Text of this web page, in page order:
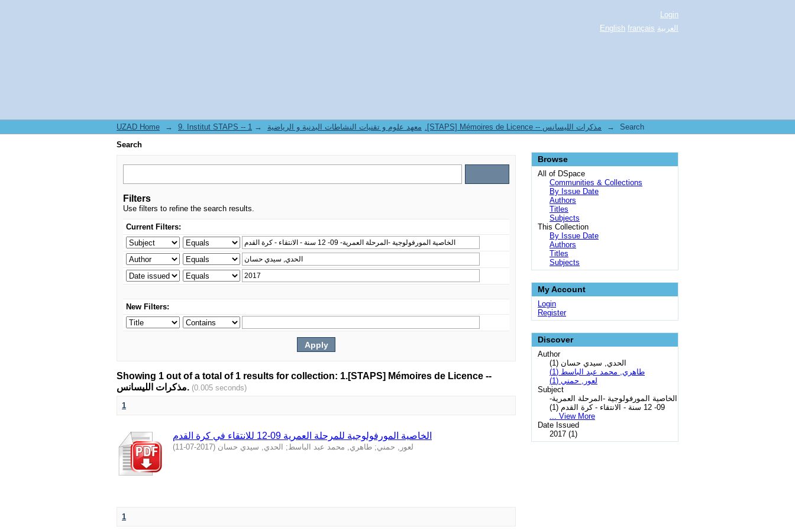
Login
English français العربية
UZAD Home → 9. Institut STAPS -- معهد علوم و تقنيات النشاطات البدنية و الرياضية → 1.[STAPS] Mémoires de Licence -- مذكرات الليسانس →
Search
Search
Filters
Use filters to refine the search results.
Current Filters:
New Filters:
Showing 1 out of a total of 1 results for collection: 1.[STAPS] Mémoires de Licence --
مذكرات الليسانس.
(0.005 seconds)
1
الخاصية المورفولوجية للمرحلة العمرية 09-12 للانتقاء في كرة القدم
لعور, حمني; طاهري, محمد عبد الباسط; الحدي, سيدي حسان (
2017-07-11
)
1
Browse
All of DSpace
Communities & Collections
By Issue Date
Authors
Titles
Subjects
This Collection
By Issue Date
Authors
Titles
Subjects
My Account
Login
Register
Discover
Author
الحدي, سيدي حسان (1)
طاهري, محمد عبد الباسط (1)
لعور, حمني (1)
Subject
الخاصية المورفولوجية -المرحلة العمرية-
09- 12 سنة - الانتقاء - كرة القدم (1)
... View More
Date Issued
2017 (1)